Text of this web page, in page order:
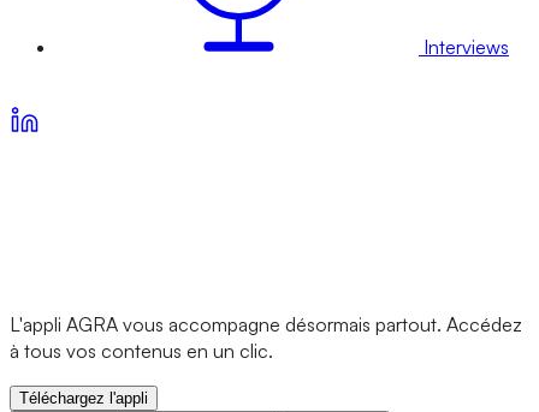
Interviews
L'appli AGRA vous accompagne désormais partout. Accédez
à tous vos contenus en un clic.
Téléchargez l'appli